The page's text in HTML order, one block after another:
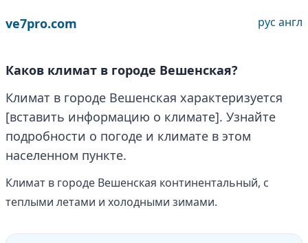
ve7pro.com рус англ
Каков климат в городе Вешенская?
Климат в городе Вешенская характеризуется
[вставить информацию о климате]. Узнайте
подробности о погоде и климате в этом
населенном пункте.
Климат в городе Вешенская континентальный, с
теплыми летами и холодными зимами.